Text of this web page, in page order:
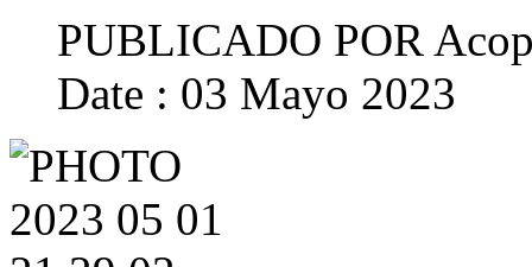
PUBLICADO POR
Date : 03 Mayo 2023